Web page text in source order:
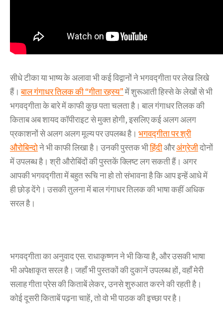
सीधे टीका या भाष्य के अलावा भी कई विद्वानों ने भगवद्गीता पर लेख लिखे
हैं।बाल गंगाधर तिलक की “गीता रहस्य”में शुरूआती हिस्से के लेखों से भी
भगवद्गीता के बारे में काफी कुछ पता चलता है। बाल गंगाधर तिलक की
किताब अब शायद कॉपीराइट से मुक्त होगी, इसलिए कई अलग अलग
प्रकाशनों से अलग अलग मूल्य पर उपलब्ध है। भगवद्गीता पर श्री
औरोबिन्दोने भी काफी लिखा है। उनकी पुस्तक भीहिंदीऔरअंग्रेजीदोनों
में उपलब्ध है। श्री औरोबिंदों की पुस्तकें क्लिष्ट लग सकती हैं। अगर
आपकी भगवद्गीता में बहुत रूचि ना हो तो संभावना है कि आप इन्हें आधे में
ही छोड़ देंगे। उसकी तुलना में बाल गंगाधर तिलक की भाषा कहीं अधिक
सरल है।
भगवद्गीता का अनुवाद एस. राधाकृष्णन ने भी किया है, और उसकी भाषा
भी अपेक्षाकृत सरल है। जहाँ भी पुस्तकों की दुकानें उपलब्ध हों, वहाँ मेरी
सलाह गीता प्रेस की किताबें लेकर, उनसे शुरुआत करने की रहती है।
कोई दूसरी किताबें पढ़ना चाहें, तो वो भी पाठक की इच्छा पर है।